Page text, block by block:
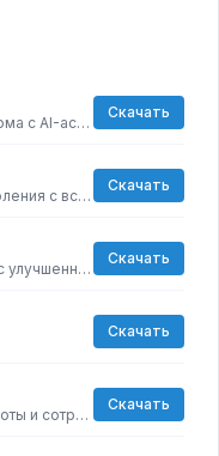
Концептуальная офисная платформа с AI-ассистентом и поддержкой 3D-контента
Скачать
Офисный пакет следующего поколения с встроенным AI и умной синхронизацией
Скачать
LTSC-релиз Office без подписки с улучшенной совместной работой
Скачать
Скачать
новый стандарт эффективной работы и сотрудничества
Скачать